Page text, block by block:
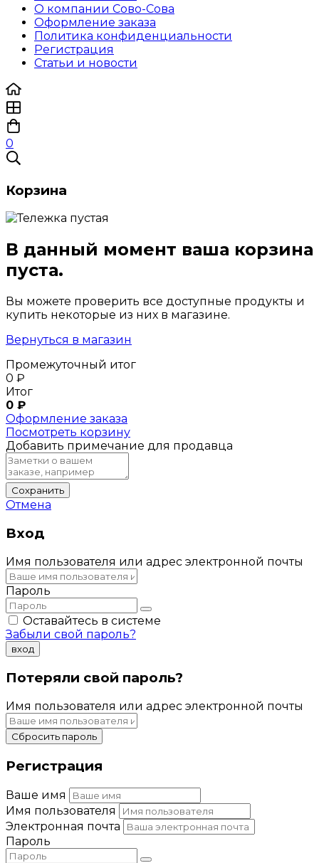
О компании Сово-Сова
Оформление заказа
Политика конфиденциальности
Регистрация
Статьи и новости
0
Корзина
В данный момент ваша корзина
пуста.
Вы можете проверить все доступные продукты и
купить некоторые из них в магазине.
Вернуться в магазин
Промежуточный итог
0 ₽
Итог
0 ₽
Оформление заказа
Посмотреть корзину
Добавить примечание для продавца
Сохранить
Отмена
Вход
Имя пользователя или адрес электронной почты
Пароль
Оставайтесь в системе
Забыли свой пароль?
вход
Потеряли свой пароль?
Имя пользователя или адрес электронной почты
Сбросить пароль
Регистрация
Ваше имя
Имя пользователя
Электронная почта
Пароль